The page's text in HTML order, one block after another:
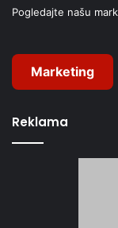
Pogledajte našu
Marketing
Reklama